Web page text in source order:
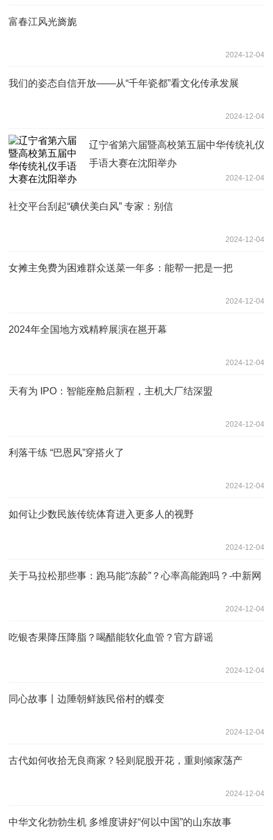
富春江风光旖旎
2024-12-04
我们的姿态自信开放——从“千年瓷都”看文化传承发展
2024-12-04
辽宁省第六届暨高校第五届中华传统礼仪
手语大赛在沈阳举办
2024-12-04
社交平台刮起“碘伏美白风” 专家：别信
2024-12-04
女摊主免费为困难群众送菜一年多：能帮一把是一把
2024-12-04
2024年全国地方戏精粹展演在邕开幕
2024-12-04
天有为 IPO：智能座舱启新程，主机大厂结深盟
2024-12-04
利落干练 “巴恩风”穿搭火了
2024-12-04
如何让少数民族传统体育进入更多人的视野
2024-12-04
关于马拉松那些事：跑马能“冻龄”？心率高能跑吗？-中新网
2024-12-04
吃银杏果降压降脂？喝醋能软化血管？官方辟谣
2024-12-04
同心故事丨边陲朝鲜族民俗村的蝶变
2024-12-04
古代如何收拾无良商家？轻则屁股开花，重则倾家荡产
2024-12-04
中华文化勃勃生机 多维度讲好“何以中国”的山东故事